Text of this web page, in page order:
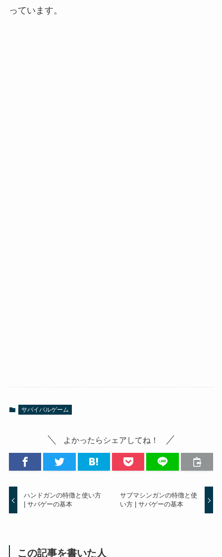
っています。
サバイバルゲーム
よかったらシェアしてね！
ハンドガンの特徴と使い方
| サバゲーの基本
サブマシンガンの特徴と使
い方 | サバゲーの基本
この記事を書いた人